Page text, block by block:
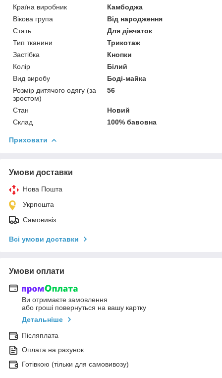
Країна виробник
Камбоджа
Вікова група
Від народження
Стать
Для дівчаток
Тип тканини
Трикотаж
Застібка
Кнопки
Колір
Білий
Вид виробу
Боді-майка
Розмір дитячого одягу (за
зростом)
56
Стан
Новий
Склад
100% бавовна
Приховати
Умови доставки
Нова Пошта
Укрпошта
Самовивіз
Всі умови доставки
Умови оплати
Ви отримаєте замовлення
або гроші повернуться на вашу картку
Детальніше
Післяплата
Оплата на рахунок
Готівкою (тільки для самовивозу)